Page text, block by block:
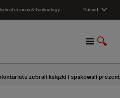
devices & technology Poland
M
n
u
S
o
w
zebrali książki i spakowali